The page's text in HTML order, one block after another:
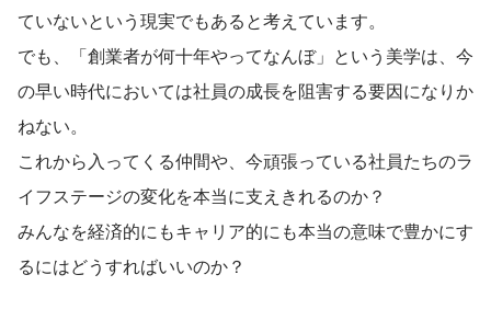
ていないという現実でもあると考えています。
でも、「創業者が何十年やってなんぼ」という美学は、今
の早い時代においては社員の成長を阻害する要因になりか
ねない。
これから入ってくる仲間や、今頑張っている社員たちのラ
イフステージの変化を本当に支えきれるのか？
みんなを経済的にもキャリア的にも本当の意味で豊かにす
るにはどうすればいいのか？